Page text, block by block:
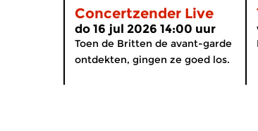
Concertzender Live
do 16 jul 2026 14:00 uur
Toen de Britten de avant-garde
ontdekten, gingen ze goed los.